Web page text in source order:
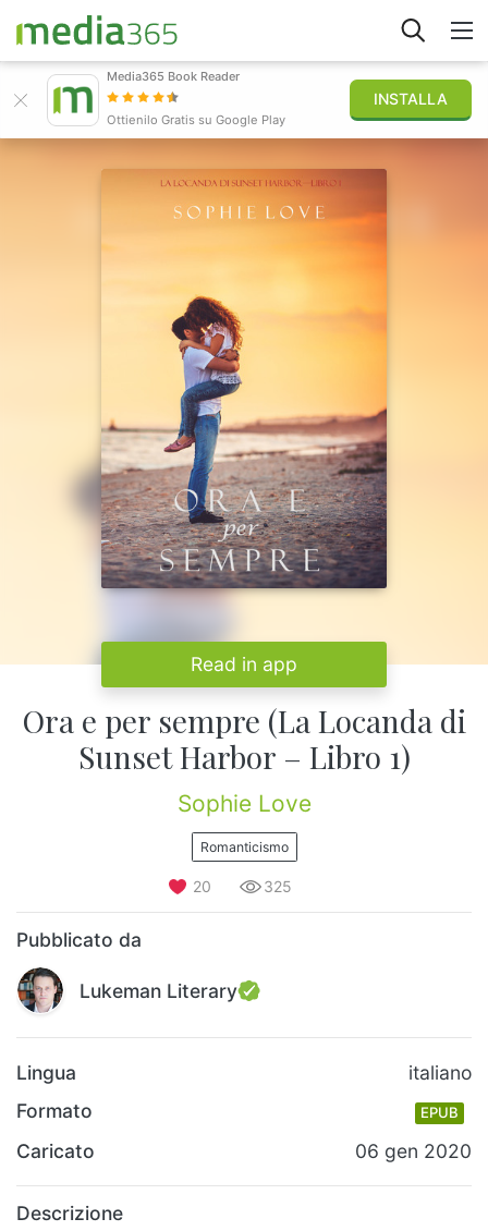
Accedi
Pubblica
Media365 Book Reader
Ottienilo Gratis su Google Play
INSTALLA
Read in app
Ora e per sempre (La Locanda di
Sunset Harbor – Libro 1)
Sophie Love
Romanticismo
20 325
Pubblicato da
Lukeman Literary
Lingua
italiano
Formato
EPUB
Caricato 06 gen 2020
Descrizione